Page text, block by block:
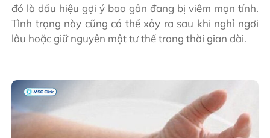
đó là dấu hiệu gợi ý bao gân đang bị viêm mạn tính.
Tình trạng này cũng có thể xảy ra sau khi nghỉ ngơi
lâu hoặc giữ nguyên một tư thế trong thời gian dài.